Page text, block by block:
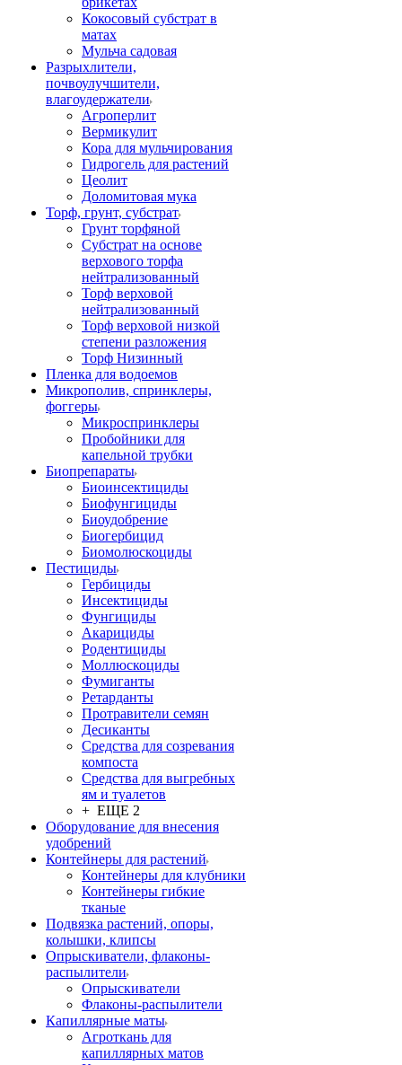
Кокосовый субстрат в
матах
Мульча садовая
Разрыхлители,
почвоулучшители,
влагоудержатели
Агроперлит
Вермикулит
Кора для мульчирования
Гидрогель для растений
Цеолит
Доломитовая мука
Торф, грунт, субстрат
Грунт торфяной
Субстрат на основе
верхового торфа
нейтрализованный
Торф верховой
нейтрализованный
Торф верховой низкой
степени разложения
Торф Низинный
Пленка для водоемов
Микрополив, спринклеры,
фоггеры
Микроспринклеры
Пробойники для
капельной трубки
Биопрепараты
Биоинсектициды
Биофунгициды
Биоудобрение
Биогербицид
Биомолюскоциды
Пестициды
Гербициды
Инсектициды
Фунгициды
Акарициды
Родентициды
Моллюскоциды
Фумиганты
Ретарданты
Протравители семян
Десиканты
Средства для созревания
компоста
Средства для выгребных
ям и туалетов
+ ЕЩЕ 2
Оборудование для внесения
удобрений
Контейнеры для растений
Контейнеры для клубники
Контейнеры гибкие
тканые
Подвязка растений, опоры,
колышки, клипсы
Опрыскиватели, флаконы-
распылители
Опрыскиватели
Флаконы-распылители
Капиллярные маты
Агроткань для
капиллярных матов